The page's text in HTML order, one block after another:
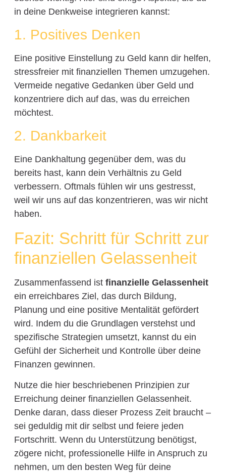
in deine Denkweise integrieren kannst:
1. Positives Denken
Eine positive Einstellung zu Geld kann dir helfen,
stressfreier mit finanziellen Themen umzugehen.
Vermeide negative Gedanken über Geld und
konzentriere dich auf das, was du erreichen
möchtest.
2. Dankbarkeit
Eine Dankhaltung gegenüber dem, was du
bereits hast, kann dein Verhältnis zu Geld
verbessern. Oftmals fühlen wir uns gestresst,
weil wir uns auf das konzentrieren, was wir nicht
haben.
Fazit: Schritt für Schritt zur
finanziellen Gelassenheit
Zusammenfassend ist finanzielle Gelassenheit
ein erreichbares Ziel, das durch Bildung,
Planung und eine positive Mentalität gefördert
wird. Indem du die Grundlagen verstehst und
spezifische Strategien umsetzt, kannst du ein
Gefühl der Sicherheit und Kontrolle über deine
Finanzen gewinnen.
Nutze die hier beschriebenen Prinzipien zur
Erreichung deiner finanziellen Gelassenheit.
Denke daran, dass dieser Prozess Zeit braucht –
sei geduldig mit dir selbst und feiere jeden
Fortschritt. Wenn du Unterstützung benötigst,
zögere nicht, professionelle Hilfe in Anspruch zu
nehmen, um den besten Weg für deine